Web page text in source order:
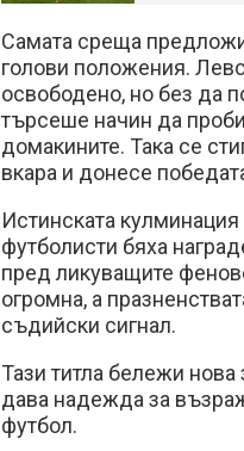
Самата среща
голови положения.
освободено, но без да
търсеше начин да
домакините. Така се
вкара и донесе
Истинската
футболисти бяха
пред ликуващите
огромна, а
съдийски сигнал.
Тази титла бележи нова
дава надежда за
футбол.